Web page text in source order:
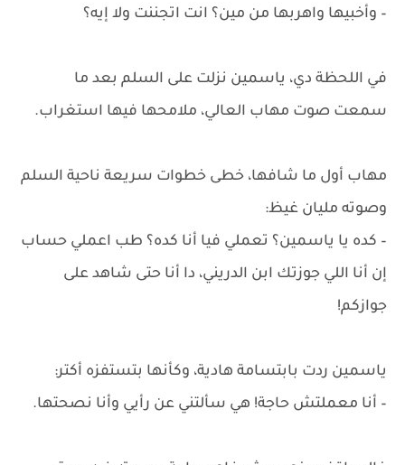
– وأخبيها واهربها من مين؟ انت اتجننت ولا إيه؟
في اللحظة دي، ياسمين نزلت على السلم بعد ما
سمعت صوت مهاب العالي، ملامحها فيها استغراب.
مهاب أول ما شافها، خطى خطوات سريعة ناحية السلم
وصوته مليان غيظ:
– كده يا ياسمين؟ تعملي فيا أنا كده؟ طب اعملي حساب
إن أنا اللي جوزتك ابن الدريني، دا أنا حتى شاهد على
جوازكم!
ياسمين ردت بابتسامة هادية، وكأنها بتستفزه أكتر:
– أنا معملتش حاجة! هي سألتني عن رأيي وأنا نصحتها.